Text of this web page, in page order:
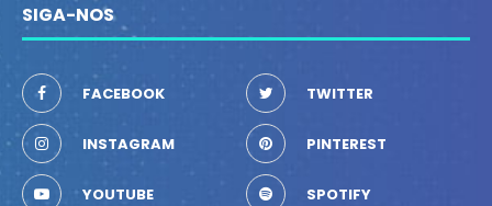
SIGA-NOS
FACEBOOK TWITTER
INSTAGRAM PINTEREST
YOUTUBE SPOTIFY